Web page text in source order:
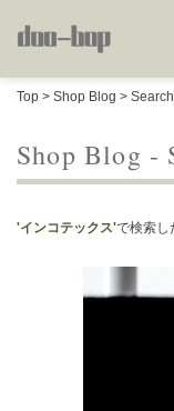
Top > Shop Blog > Search
Shop Blog -
'インコテックス'で検索し